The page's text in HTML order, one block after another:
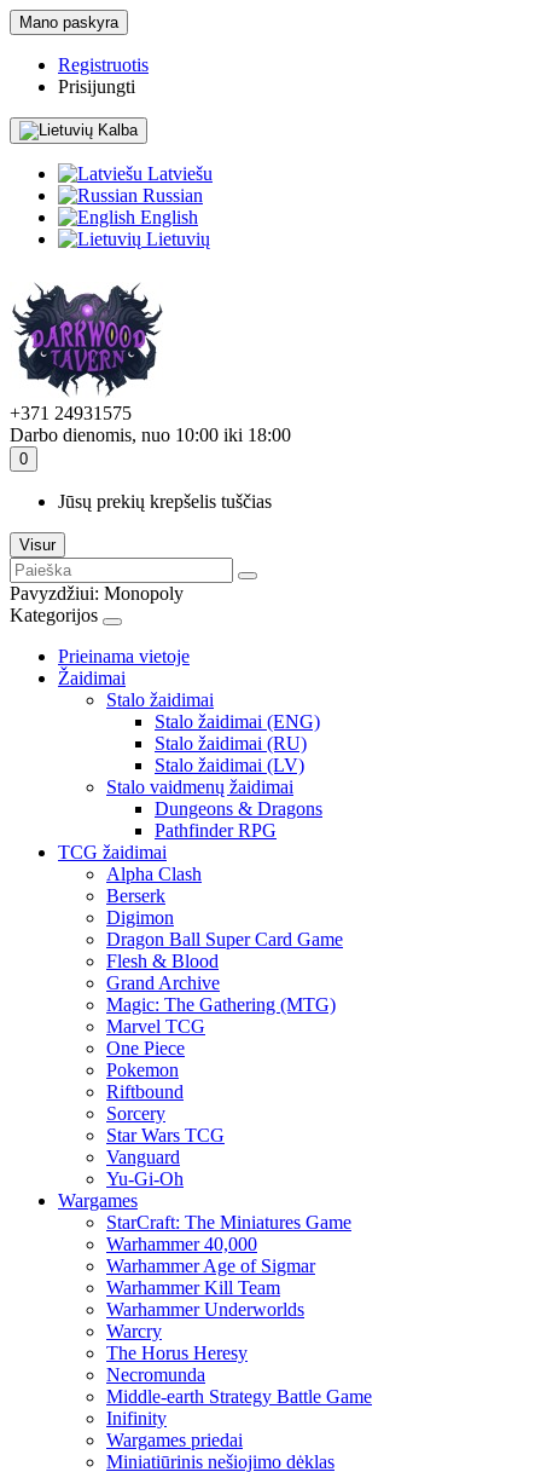
Mano paskyra
Registruotis
Prisijungti
Kalba
Latviešu
Russian
English
Lietuvių
+371 24931575
Darbo dienomis, nuo 10:00 iki 18:00
0
Jūsų prekių krepšelis tuščias
Visur
Pavyzdžiui: Monopoly
Kategorijos
Prieinama vietoje
Žaidimai
Stalo žaidimai
Stalo žaidimai (ENG)
Stalo žaidimai (RU)
Stalo žaidimai (LV)
Stalo vaidmenų žaidimai
Dungeons & Dragons
Pathfinder RPG
TCG žaidimai
Alpha Clash
Berserk
Digimon
Dragon Ball Super Card Game
Flesh & Blood
Grand Archive
Magic: The Gathering (MTG)
Marvel TCG
One Piece
Pokemon
Riftbound
Sorcery
Star Wars TCG
Vanguard
Yu-Gi-Oh
Wargames
StarCraft: The Miniatures Game
Warhammer 40,000
Warhammer Age of Sigmar
Warhammer Kill Team
Warhammer Underworlds
Warcry
The Horus Heresy
Necromunda
Middle-earth Strategy Battle Game
Inifinity
Wargames priedai
Miniatiūrinis nešiojimo dėklas